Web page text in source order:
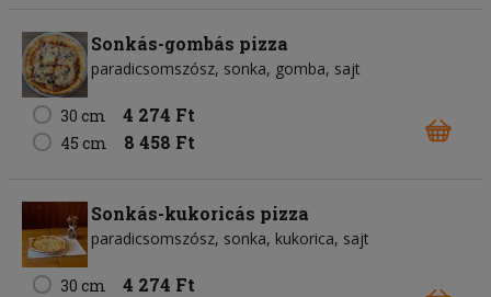
Sonkás-gombás pizza
paradicsomszósz sonka gomba sajt
30 cm 4 274 Ft
45 cm 8 458 Ft
Sonkás-kukoricás pizza
paradicsomszósz sonka kukorica sajt
30 cm 4 274 Ft